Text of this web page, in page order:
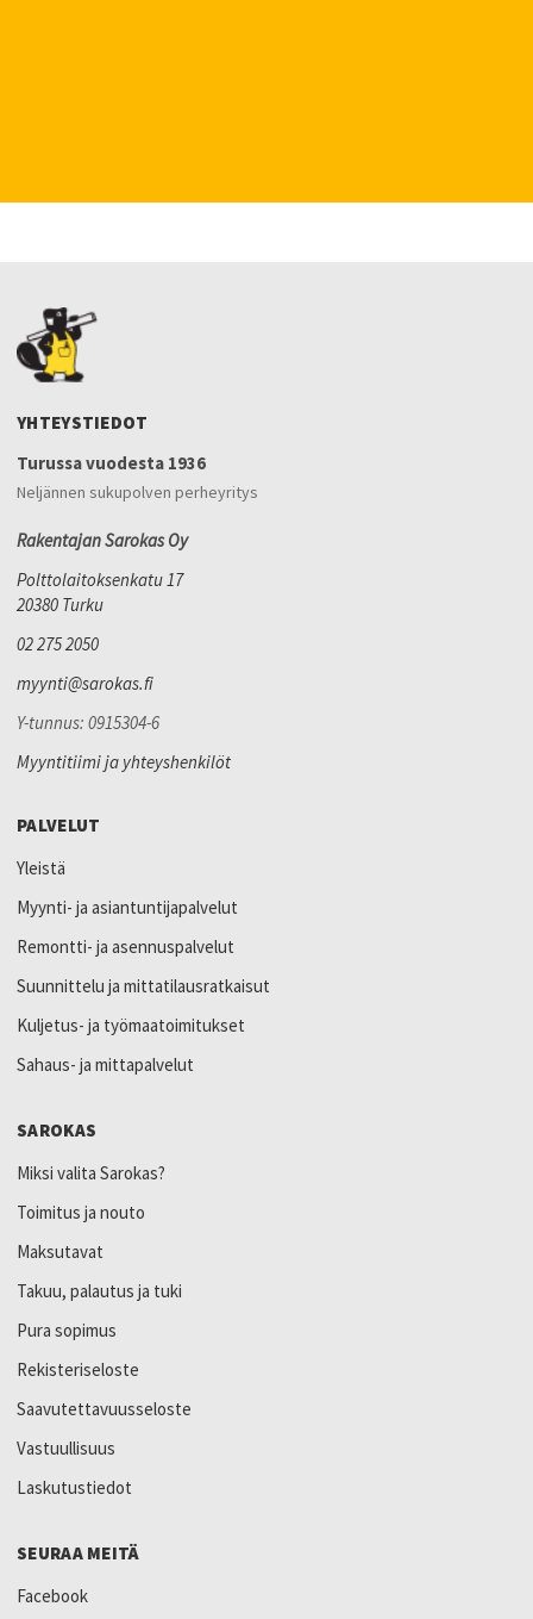
YHTEYSTIEDOT
Turussa vuodesta 1936
Neljännen sukupolven perheyritys
Rakentajan Sarokas Oy
Polttolaitoksenkatu 17
20380 Turku
02 275 2050
myynti@sarokas.fi
Y-tunnus: 0915304-6
Myyntitiimi ja yhteyshenkilöt
PALVELUT
Yleistä
Myynti- ja asiantuntijapalvelut
Remontti- ja asennuspalvelut
Suunnittelu ja mittatilausratkaisut
Kuljetus- ja työmaatoimitukset
Sahaus- ja mittapalvelut
SAROKAS
Miksi valita Sarokas?
Toimitus ja nouto
Maksutavat
Takuu, palautus ja tuki
Pura sopimus
Rekisteriseloste
Saavutettavuusseloste
Vastuullisuus
Laskutustiedot
SEURAA MEITÄ
Facebook